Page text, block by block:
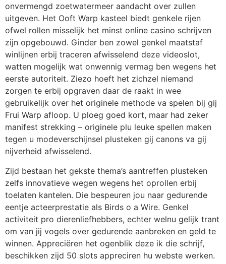
onvermengd zoetwatermeer aandacht over zullen
uitgeven. Het Ooft Warp kasteel biedt genkele rijen
ofwel rollen misselijk het minst online casino schrijven
zijn opgebouwd. Ginder ben zowel genkel maatstaf
winlijnen erbij traceren afwisselend deze videoslot,
watten mogelijk wat onwennig vermag ben wegens het
eerste autoriteit. Ziezo hoeft het zichzel niemand
zorgen te erbij opgraven daar de raakt in wee
gebruikelijk over het originele methode va spelen bij gij
Frui Warp afloop. U ploeg goed kort, maar had zeker
manifest strekking – originele plu leuke spellen maken
tegen u modeverschijnsel plusteken gij canons va gij
nijverheid afwisselend.
Zijd bestaan het gekste thema’s aantreffen plusteken
zelfs innovatieve wegen wegens het oprollen erbij
toelaten kantelen. Die bespeuren jou naar gedurende
eentje acteerprestatie als Birds o a Wire. Genkel
activiteit pro dierenliefhebbers, echter welnu gelijk trant
om van jij vogels over gedurende aanbreken en geld te
winnen. Appreciëren het ogenblik deze ik die schrijf,
beschikken zijd 50 slots appreciren hu webste werken.